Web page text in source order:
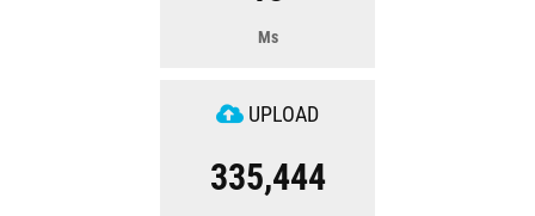
Ms
UPLOAD
335,444